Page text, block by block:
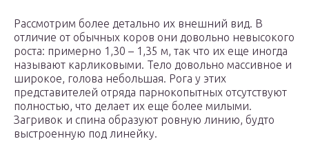
Рассмотрим более детально их внешний вид. В
отличие от обычных коров они довольно невысокого
роста: примерно 1,30 – 1,35 м, так что их еще иногда
называют карликовыми. Тело довольно массивное и
широкое, голова небольшая. Рога у этих
представителей отряда парнокопытных отсутствуют
полностью, что делает их еще более милыми.
Загривок и спина образуют ровную линию, будто
выстроенную под линейку.